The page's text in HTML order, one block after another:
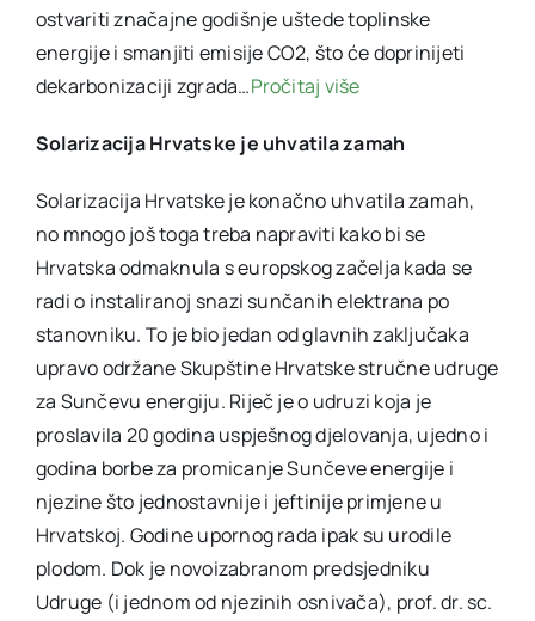
ostvariti značajne godišnje uštede toplinske
energije i smanjiti emisije CO2, što će doprinijeti
dekarbonizaciji zgrada…Pročitaj više
Solarizacija Hrvatske je uhvatila zamah
Solarizacija Hrvatske je konačno uhvatila zamah,
no mnogo još toga treba napraviti kako bi se
Hrvatska odmaknula s europskog začelja kada se
radi o instaliranoj snazi sunčanih elektrana po
stanovniku. To je bio jedan od glavnih zaključaka
upravo održane Skupštine Hrvatske stručne udruge
za Sunčevu energiju. Riječ je o udruzi koja je
proslavila 20 godina uspješnog djelovanja, ujedno i
godina borbe za promicanje Sunčeve energije i
njezine što jednostavnije i jeftinije primjene u
Hrvatskoj. Godine upornog rada ipak su urodile
plodom. Dok je novoizabranom predsjedniku
Udruge (i jednom od njezinih osnivača), prof. dr. sc.